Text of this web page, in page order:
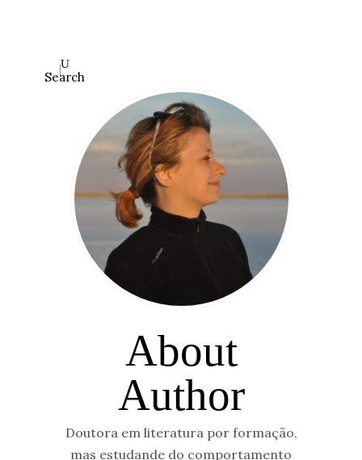
Search
About
Author
Doutora em literatura por formação,
mas estudande do comportamento